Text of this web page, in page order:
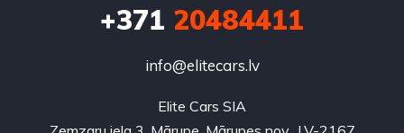
+371 20484411
info@elitecars.lv
Elite Cars SIA